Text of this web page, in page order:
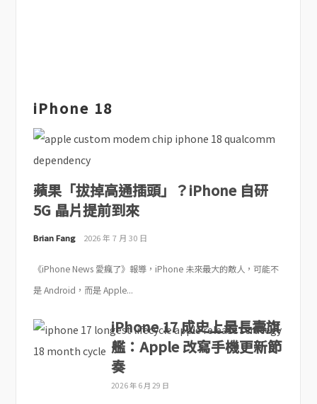
iPhone 18
蘋果「拔掉高通插頭」？iPhone 自研
5G 晶片提前到來
Brian Fang 2026 年 7 月 30 日
《iPhone News 愛瘋了》報導，iPhone 未來最大的敵人，可能不
是 Android，而是 Apple...
iPhone 17 成史上最長壽旗
艦：Apple 改寫手機更新節
奏
2026 年 6 月 29 日